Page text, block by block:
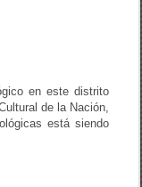
en este distrito
de la Nación,
está siendo